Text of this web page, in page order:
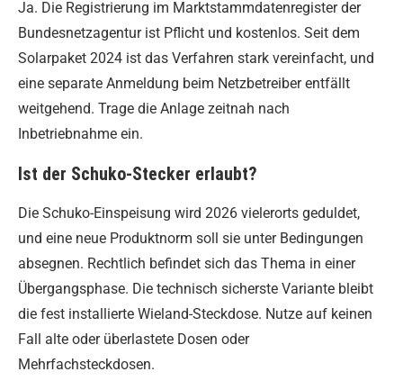
Ja. Die Registrierung im Marktstammdatenregister der
Bundesnetzagentur ist Pflicht und kostenlos. Seit dem
Solarpaket 2024 ist das Verfahren stark vereinfacht, und
eine separate Anmeldung beim Netzbetreiber entfällt
weitgehend. Trage die Anlage zeitnah nach
Inbetriebnahme ein.
Ist der Schuko-Stecker erlaubt?
Die Schuko-Einspeisung wird 2026 vielerorts geduldet,
und eine neue Produktnorm soll sie unter Bedingungen
absegnen. Rechtlich befindet sich das Thema in einer
Übergangsphase. Die technisch sicherste Variante bleibt
die fest installierte Wieland-Steckdose. Nutze auf keinen
Fall alte oder überlastete Dosen oder
Mehrfachsteckdosen.